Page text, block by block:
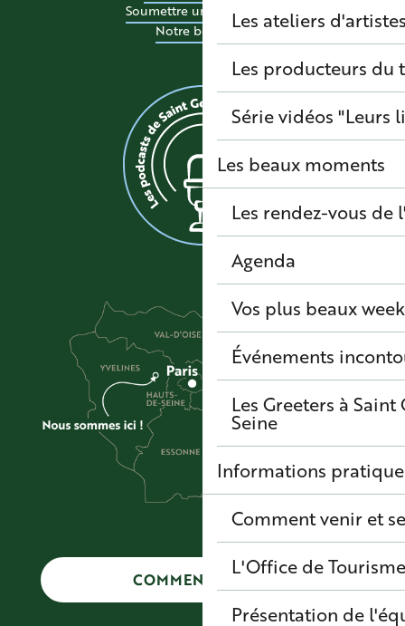
Les ateliers
Les producteurs du
Série vidéos "Leurs
Les beaux moments
Les rendez-vous de
Agenda
Vos plus beaux
Événements
Les Greeters à
Seine
Informations
Comment venir et
L'Office de
Présentation de
Soumettre un événement
Notre boutique
COMMENT VENIR ?